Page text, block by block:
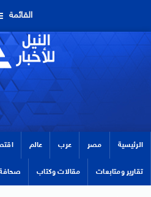
القائمة
الرئيسية مصر عرب عالم
تقارير ومتابعات مقالات وكتاب